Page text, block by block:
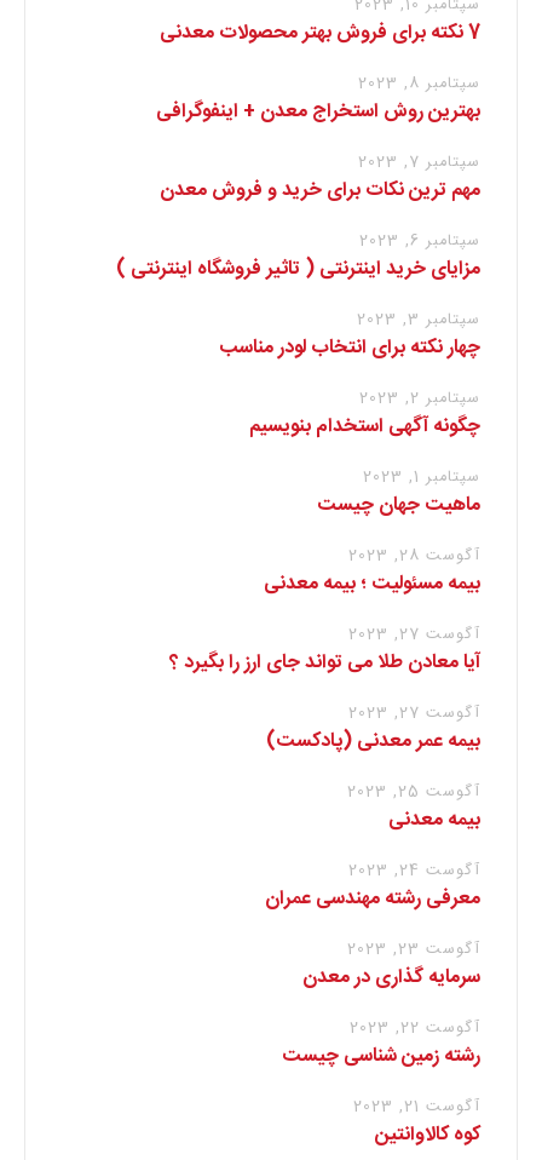
7 نکته برای فروش بهتر محصولات معدنی
سپتامبر 8, 2023
بهترین روش استخراج معدن + اینفوگرافی
سپتامبر 7, 2023
مهم ترین نکات برای خرید و فروش معدن
سپتامبر 6, 2023
مزایای خرید اینترنتی ( تاثیر فروشگاه اینترنتی )
سپتامبر 3, 2023
چهار نکته برای انتخاب لودر مناسب
سپتامبر 2, 2023
چگونه آگهی استخدام بنویسیم
سپتامبر 1, 2023
ماهیت جهان چیست
آگوست 28, 2023
بیمه مسئولیت ؛ بیمه معدنی
آگوست 27, 2023
آیا معادن طلا می تواند جای ارز را بگیرد ؟
آگوست 27, 2023
بیمه عمر معدنی (پادکست)
آگوست 25, 2023
بیمه معدنی
آگوست 24, 2023
معرفی رشته مهندسی عمران
آگوست 23, 2023
سرمایه گذاری در معدن
آگوست 22, 2023
رشته زمین شناسی چیست
آگوست 21, 2023
کوه کالاوانتین